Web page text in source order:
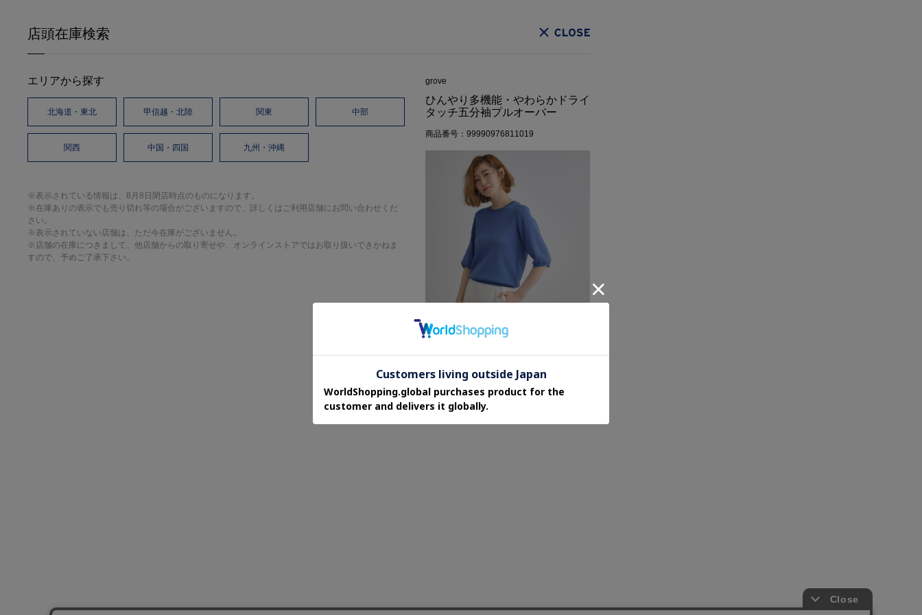
店頭在庫検索
エリアから探す
北海道・東北 甲信越・北陸 関東 中部
関西 中国・四国 九州・沖縄
※表示されている情報は、8月8日閉店時点のものになります。
※在庫ありの表示でも売り切れ等の場合がございますので、詳しくはご利用店舗にお問い合わせくだ
さい。
※表示されていない店舗は、ただ今在庫がございません。
※店舗の在庫につきまして、他店舗からの取り寄せや、オンラインストアではお取り扱いできかねま
すので、予めご了承下さい。
grove
ひんやり多機能・やわらかドライ
タッチ五分袖プルオーバー
商品番号：99990976811019